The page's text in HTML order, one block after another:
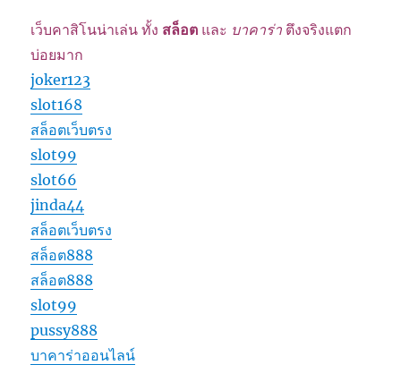
เว็บคาสิโนน่าเล่น ทั้ง สล็อต และ บาคาร่า ตึงจริงแตก
บ่อยมาก
joker123
slot168
สล็อตเว็บตรง
slot99
slot66
jinda44
สล็อตเว็บตรง
สล็อต888
สล็อต888
slot99
pussy888
บาคาร่าออนไลน์